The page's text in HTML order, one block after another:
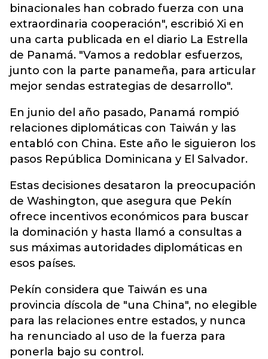
binacionales han cobrado fuerza con una
extraordinaria cooperación", escribió Xi en
una carta publicada en el diario La Estrella
de Panamá. "Vamos a redoblar esfuerzos,
junto con la parte panameña, para articular
mejor sendas estrategias de desarrollo".
En junio del año pasado, Panamá rompió
relaciones diplomáticas con Taiwán y las
entabló con China. Este año le siguieron los
pasos República Dominicana y El Salvador.
Estas decisiones desataron la preocupación
de Washington, que asegura que Pekín
ofrece incentivos económicos para buscar
la dominación y hasta llamó a consultas a
sus máximas autoridades diplomáticas en
esos países.
Pekín considera que Taiwán es una
provincia díscola de "una China", no elegible
para las relaciones entre estados, y nunca
ha renunciado al uso de la fuerza para
ponerla bajo su control.